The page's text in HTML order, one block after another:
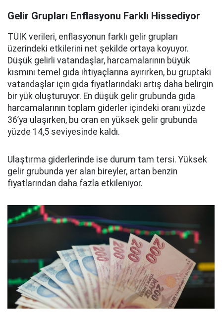
Gelir Grupları Enflasyonu Farklı Hissediyor
TÜİK verileri, enflasyonun farklı gelir grupları
üzerindeki etkilerini net şekilde ortaya koyuyor.
Düşük gelirli vatandaşlar, harcamalarının büyük
kısmını temel gıda ihtiyaçlarına ayırırken, bu gruptaki
vatandaşlar için gıda fiyatlarındaki artış daha belirgin
bir yük oluşturuyor. En düşük gelir grubunda gıda
harcamalarının toplam giderler içindeki oranı yüzde
36’ya ulaşırken, bu oran en yüksek gelir grubunda
yüzde 14,5 seviyesinde kaldı.
Ulaştırma giderlerinde ise durum tam tersi. Yüksek
gelir grubunda yer alan bireyler, artan benzin
fiyatlarından daha fazla etkileniyor.